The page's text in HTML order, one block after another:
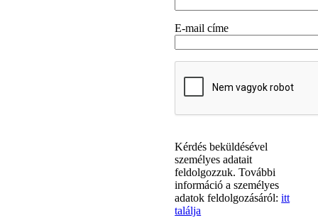
E-mail címe
Kérdés beküldésével
személyes adatait
feldolgozzuk. További
információ a személyes
adatok feldolgozásáról:itt
találja